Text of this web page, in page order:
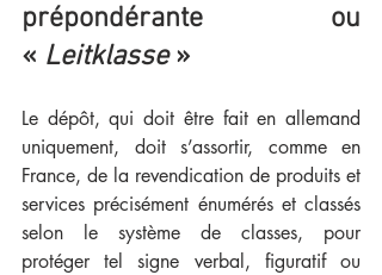
prépondérante ou
« Leitklasse »
Le dépôt, qui doit être fait en allemand
uniquement, doit s’assortir, comme en
France, de la revendication de produits et
services précisément énumérés et classés
selon le système de classes, pour
protéger tel signe verbal, figuratif ou